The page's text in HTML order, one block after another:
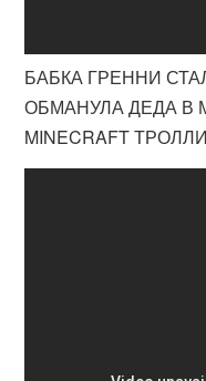
БАБКА ГРЕННИ
ОБМАНУЛА ДЕДА В
MINECRAFT